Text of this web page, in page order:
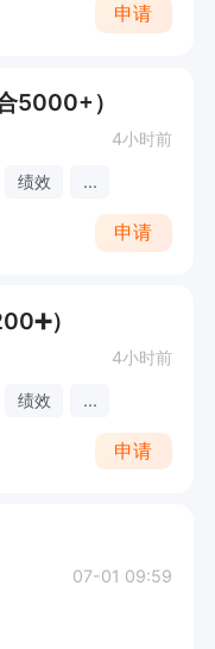
申请
5000+）
4小时前
绩效 ...
申请
）
4小时前
绩效 ...
申请
07-01 09:59